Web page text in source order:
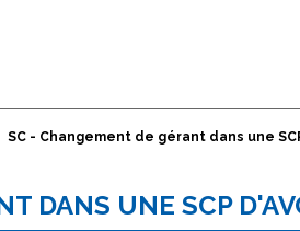
SC - Changement de gérant dans une
DANS UNE SCP